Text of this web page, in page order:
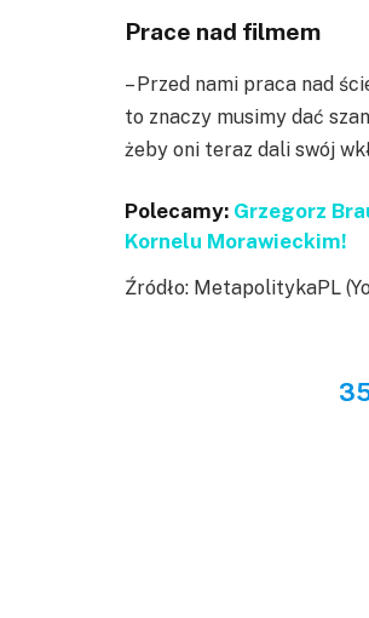
Prace nad filmem
– Przed nami praca nad
to znaczy musimy dać
żeby oni teraz dali swój
Polecamy: Grzegorz
Kornelu Morawieckim!
Źródło: MetapolitykaPL